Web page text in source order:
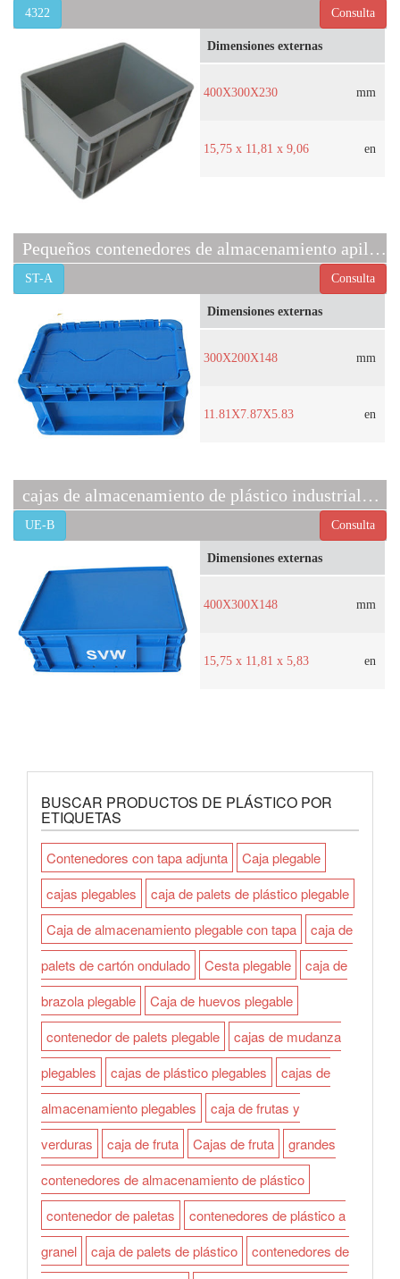
Consulta
4322
Dimensiones externas
400X300X230 mm
15,75 x 11,81 x 9,06 en
Pequeños contenedores de almacenamiento apilables de plástico ST-A
Consulta
ST-A
Dimensiones externas
300X200X148 mm
11.81X7.87X5.83 en
cajas de almacenamiento de plástico industriales EU-B
Consulta
UE-B
Dimensiones externas
400X300X148 mm
15,75 x 11,81 x 5,83 en
BUSCAR PRODUCTOS DE PLÁSTICO POR
ETIQUETAS
Contenedores con tapa adjunta
Caja plegable
cajas plegables
caja de palets de plástico plegable
Caja de almacenamiento plegable con tapa
caja de
palets de cartón ondulado
Cesta plegable
caja de
brazola plegable
Caja de huevos plegable
contenedor de palets plegable
cajas de mudanza
plegables
cajas de plástico plegables
cajas de
almacenamiento plegables
caja de frutas y
verduras
caja de fruta Cajas de fruta
grandes
contenedores de almacenamiento de plástico
contenedor de paletas
contenedores de plástico a
granel
caja de palets de plástico
contenedores de